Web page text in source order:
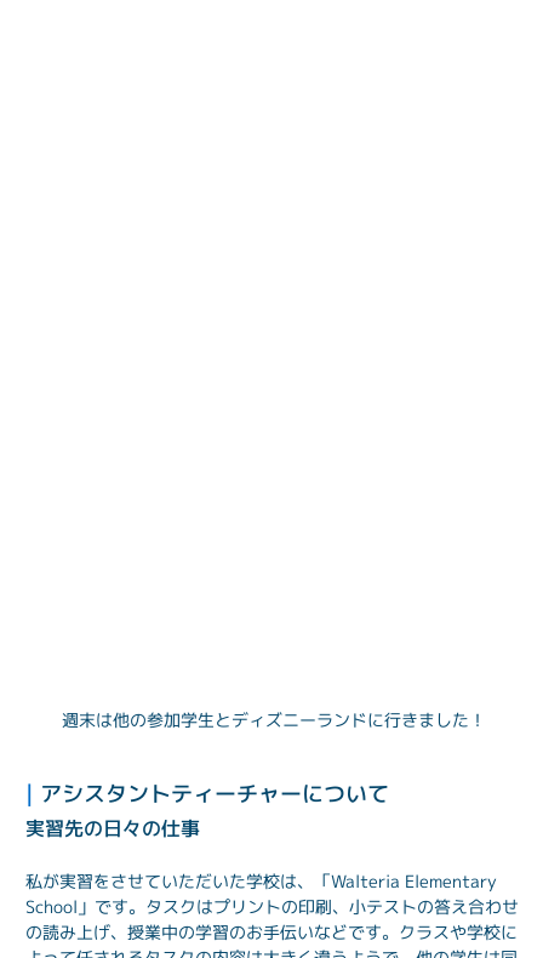
週末は他の参加学生とディズニーランドに行きました！
| アシスタントティーチャーについて
実習先の日々の仕事
私が実習をさせていただいた学校は、「Walteria Elementary
School」です。タスクはプリントの印刷、小テストの答え合わせ
の読み上げ、授業中の学習のお手伝いなどです。クラスや学校に